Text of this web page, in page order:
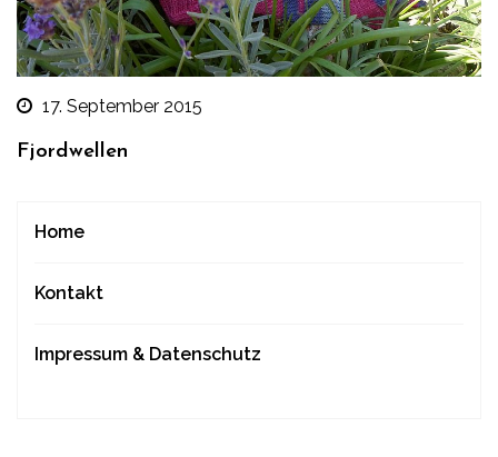
17. September 2015
Fjordwellen
Home
Kontakt
Impressum & Datenschutz